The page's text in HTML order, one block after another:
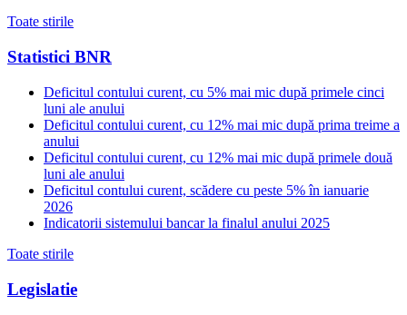
Toate stirile
Statistici BNR
Deficitul contului curent, cu 5% mai mic după primele cinci
luni ale anului
Deficitul contului curent, cu 12% mai mic după prima treime a
anului
Deficitul contului curent, cu 12% mai mic după primele două
luni ale anului
Deficitul contului curent, scădere cu peste 5% în ianuarie
2026
Indicatorii sistemului bancar la finalul anului 2025
Toate stirile
Legislatie